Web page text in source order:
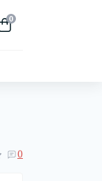
0
0